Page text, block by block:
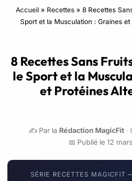
Accueil » Recettes » 8 Recettes
Sport et la Musculation : Graines
8 Recettes Sans
le Sport et la
et Protéines
✍️ Par la Rédaction MagicFit ·
📅 Publié le 12
SÉRIE RECETTES MAGICFIT